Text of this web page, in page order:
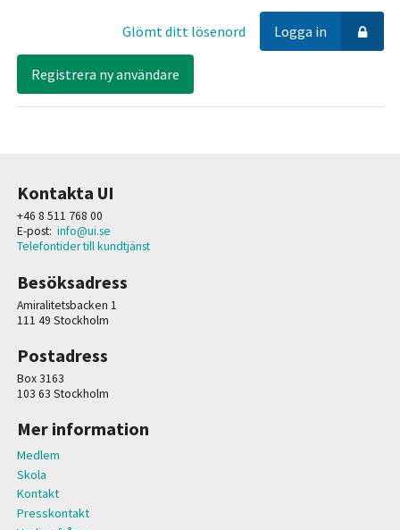
Logga in
Glömt ditt lösenord
Registrera ny användare
Kontakta UI
+46 8 511 768 00
E-post: info@ui.se
Telefontider till kundtjänst
Besöksadress
Amiralitetsbacken 1
111 49 Stockholm
Postadress
Box 3163
103 63 Stockholm
Mer information
Medlem
Skola
Kontakt
Presskontakt